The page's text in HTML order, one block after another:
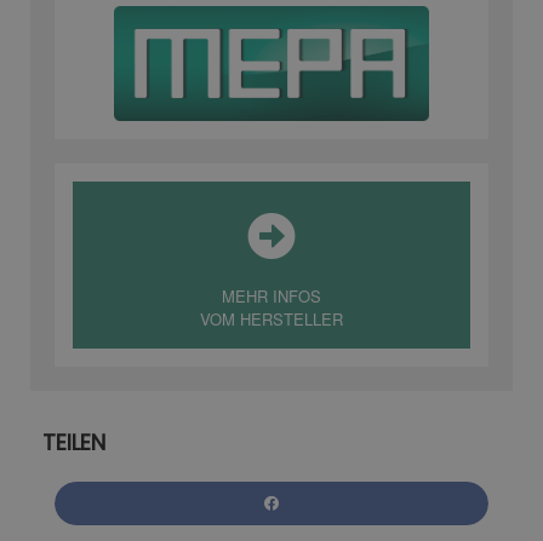
MEHR INFOS
VOM HERSTELLER
TEILEN